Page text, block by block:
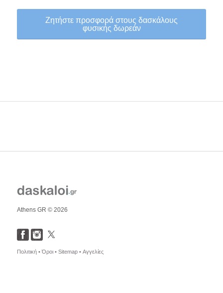
Ζητήστε προσφορά στους δασκάλους
φυσικής δωρεάν
Athens GR © 2026
Πολιτική •Όροι • Sitemap • Αγγελίες